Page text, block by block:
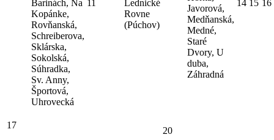
Barinách, Na
Kopánke,
Rovňanská,
Schreiberova,
Sklárska,
Sokolská,
Súhradka,
Sv. Anny,
Športová,
Uhrovecká
11
Lednické
Rovne
(Púchov)
Javorová,
Medňanská,
Medné,
Staré
Dvory, U
duba,
Záhradná
14 15 16
17
20